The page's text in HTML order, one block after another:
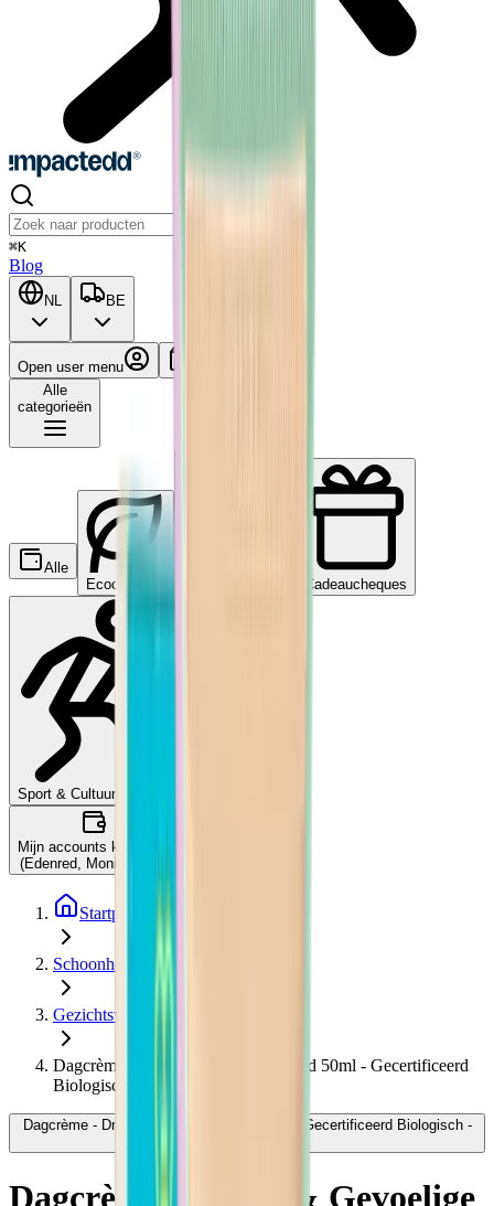
⌘K
Blog
NL BE
Open user menu
Alle
categorieën
Alle
Ecocheques
Cadeaucheques
Sport & Cultuurcheques
Mijn accounts koppelen
(Edenred, Monizze, …)
Startpagina
Schoonheid & welzijn
Gezichtsverzorging
Dagcrème - Droge & Gevoelige Huid 50ml - Gecertificeerd
Biologisch
Dagcrème - Droge & Gevoelige Huid 50ml - Gecertificeerd Biologisch -
Dagcrème - Droge & Gevoelige